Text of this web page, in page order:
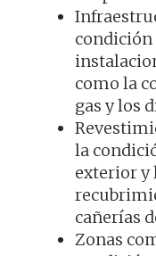
como la
gas y los
la
exterior y
cañerías
Zonas